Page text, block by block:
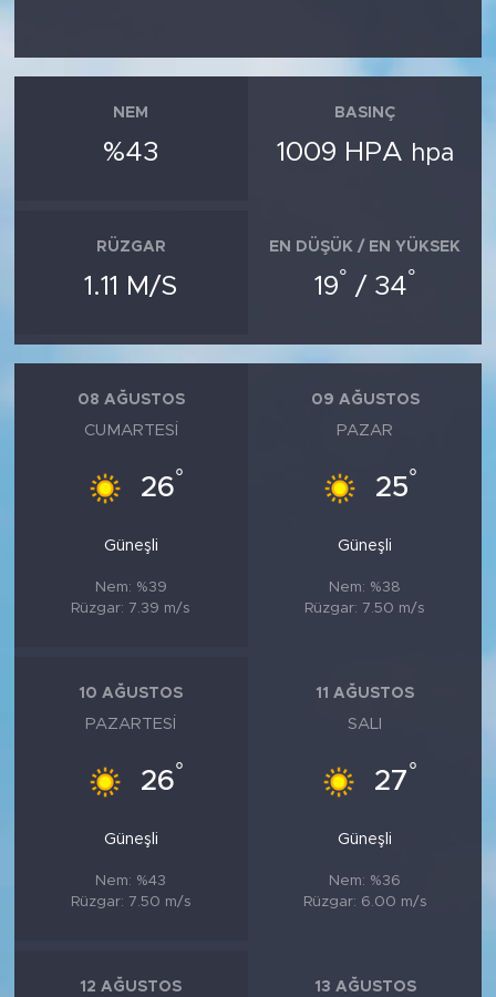
NEM
%43
BASINÇ
1009 HPA hpa
RÜZGAR
1.11 M/S
EN DÜŞÜK / EN YÜKSEK
19° / 34°
08 AĞUSTOS
CUMARTESI
26°
Güneşli
Nem: %39
Rüzgar: 7.39 m/s
09 AĞUSTOS
PAZAR
25°
Güneşli
Nem: %38
Rüzgar: 7.50 m/s
10 AĞUSTOS
PAZARTESI
26°
Güneşli
Nem: %43
Rüzgar: 7.50 m/s
11 AĞUSTOS
SALI
27°
Güneşli
Nem: %36
Rüzgar: 6.00 m/s
12 AĞUSTOS 13 AĞUSTOS